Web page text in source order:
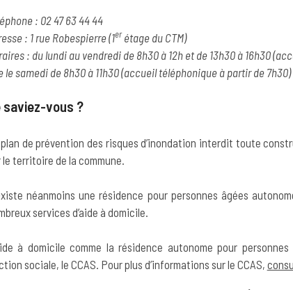
: 02 47 63 44 44
: 1 rue Robespierre (1erétage du CTM)
: du lundi au vendredi de 8h30 à 12h et de 13h30 à 16h30
le samedi de 8h30 à 11h30 (accueil téléphonique à partir de 7h30)
saviez-vous ?
de prévention des risques d’inondation interdit toute
le territoire de la commune.
néanmoins une résidence pour personnes âgées
services d’aide à domicile.
à domicile comme la résidence autonome pour
sociale, le CCAS. Pour plus d’informations sur le CCAS,